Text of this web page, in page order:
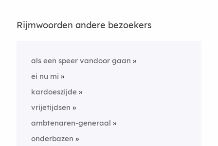
Rijmwoorden andere bezoekers
als een speer vandoor gaan
ei nu mi
kardoeszijde
vrijetijdsen
ambtenaren-generaal
onderbazen